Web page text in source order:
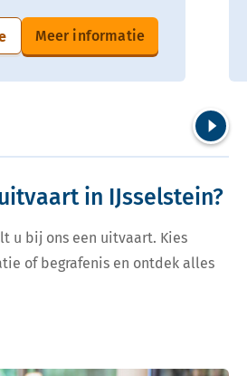
Meer informatie
in IJsselstein?
u bij ons een uitvaart. Kies
of begrafenis en ontdek alles